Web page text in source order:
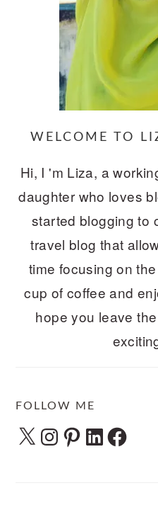
WELCOME TO
Hi, I 'm Liza, a
daughter who loves
started blogging to
travel blog that
time focusing on
cup of coffee and
hope you leave
FOLLOW ME
X Instagram
Pinterest
LinkedIn